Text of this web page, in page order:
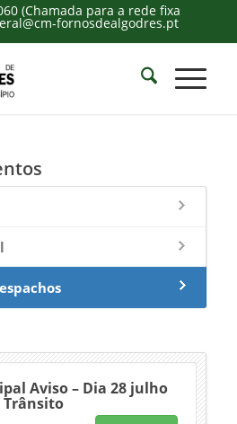
(Chamada para a rede fixa
fornosdealgodres.pt
Aviso – Dia 28 julho
Trânsito